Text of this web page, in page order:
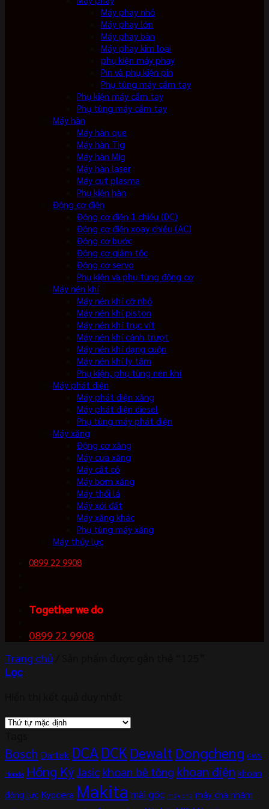
Máy phay nhỏ
Máy phay lớn
Máy phay bàn
Máy phay kim loại
phụ kiện máy phay
Pin và phụ kiện pin
Phụ tùng máy cầm tay
Phụ kiện máy cầm tay
Phụ tùng máy cầm tay
Máy hàn
Máy hàn que
Máy hàn Tig
Máy hàn Mig
Máy hàn laser
Máy cut plasma
Phụ kiện hàn
Động cơ điện
Động cơ điện 1 chiều (DC)
Động cơ điện xoay chiều (AC)
Động cơ bước
Động cơ giảm tốc
Động cơ servo
Phụ kiện và phụ tùng động cơ
Máy nén khí
Máy nén khí cỡ nhỏ
Máy nén khí piston
Máy nén khí trục vít
Máy nén khí cánh trượt
Máy nén khí dạng cuộn
Máy nén khí ly tâm
Phụ kiện, phụ tùng nén khí
Máy phát điện
Máy phát điện xăng
Máy phát điện diesel
Phụ tùng máy phát điện
Máy xăng
Động cơ xăng
Máy cưa xăng
Máy cắt cỏ
Máy bơm xăng
Máy thổi lá
Máy xới đất
Máy xăng khác
Phụ tùng máy xăng
Máy thủy lực
0899 22 9908
Together we do
0899 22 9908
Trang chủ
Lọc
Bosch Dartek DCA DCK Dewalt Dongcheng GWS
Honda Hồng Ký Jasic khoan bê tông khoan điện khoan
động lực Kyocera Makita mài góc máy chà máy chà nhám